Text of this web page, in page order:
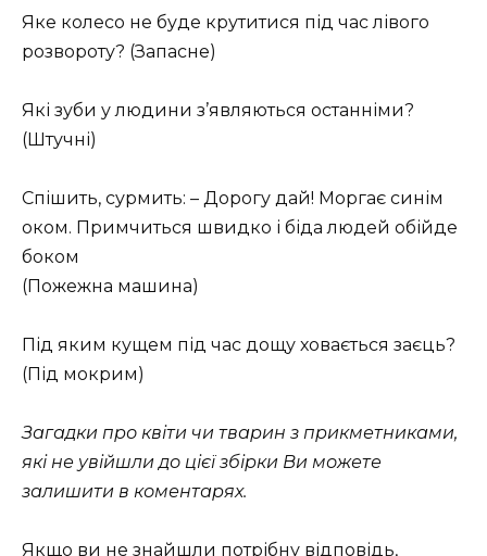
Яке колесо не буде крутитися під час лівого
розвороту? (Запасне)
Які зуби у людини з’являються останніми?
(Штучні)
Спішить, сурмить: – Дорогу дай! Моргає синім
оком. Примчиться швидко і біда людей обійде
боком
(Пожежна машина)
Під яким кущем під час дощу ховається заєць?
(Під мокрим)
Загадки про квіти чи тварин з прикметниками,
які не увійшли до цієї збірки Ви можете
залишити в коментарях.
Якщо ви не знайшли потрібну відповідь,